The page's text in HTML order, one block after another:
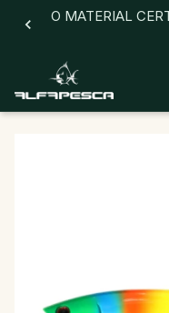
O MATERIAL